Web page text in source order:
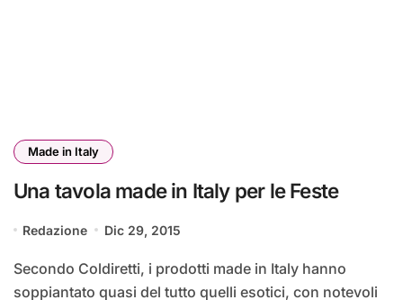
Made in Italy
Una tavola made in Italy per le Feste
Redazione Dic 29, 2015
Secondo Coldiretti, i prodotti made in Italy hanno
soppiantato quasi del tutto quelli esotici, con notevoli